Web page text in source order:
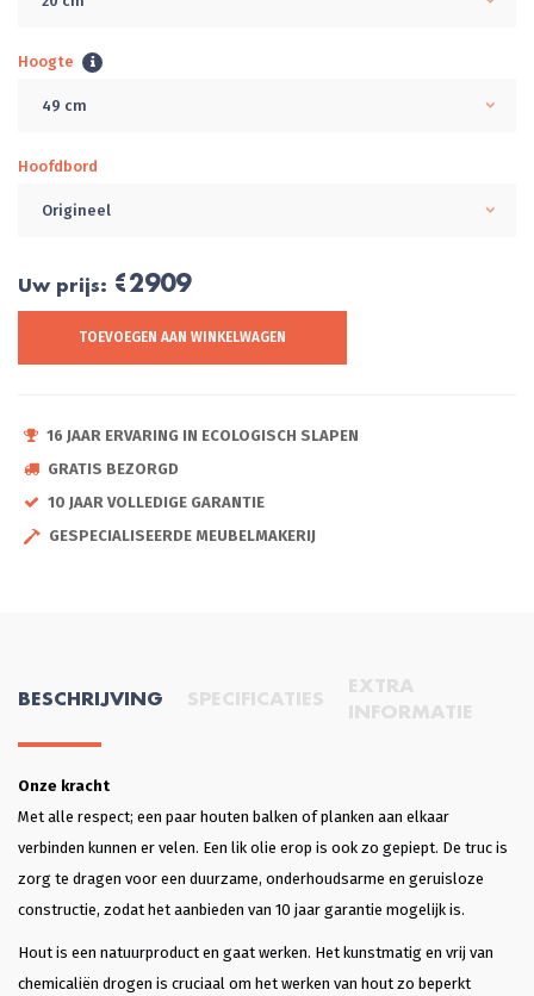
Hoogte
49 cm
Hoofdbord
Origineel
Uw prijs: €2909
TOEVOEGEN AAN WINKELWAGEN
16 JAAR ERVARING IN ECOLOGISCH SLAPEN
GRATIS BEZORGD
10 JAAR VOLLEDIGE GARANTIE
GESPECIALISEERDE MEUBELMAKERIJ
BESCHRIJVING SPECIFICATIES
EXTRA
INFORMATIE
Onze kracht
Met alle respect; een paar houten balken of planken aan elkaar
verbinden kunnen er velen. Een lik olie erop is ook zo gepiept. De truc is
zorg te dragen voor een duurzame, onderhoudsarme en geruisloze
constructie, zodat het aanbieden van 10 jaar garantie mogelijk is.
Hout is een natuurproduct en gaat werken. Het kunstmatig en vrij van
chemicaliën drogen is cruciaal om het werken van hout zo beperkt